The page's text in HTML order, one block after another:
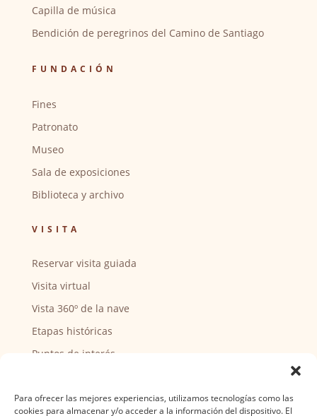
Para ofrecer las mejores experiencias, utilizamos tecnologías como las
cookies para almacenar y/o acceder a la información del dispositivo. El
Capilla de música
Bendición de peregrinos del Camino de Santiago
FUNDACIÓN
Fines
Patronato
Museo
Sala de exposiciones
Biblioteca y archivo
VISITA
Reservar visita guiada
Visita virtual
Vista 360º de la nave
Etapas históricas
Puntos de interés